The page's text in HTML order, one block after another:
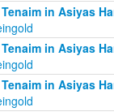
Tenaim in Asiyas
Tenaim in Asiyas
Tenaim in Asiyas